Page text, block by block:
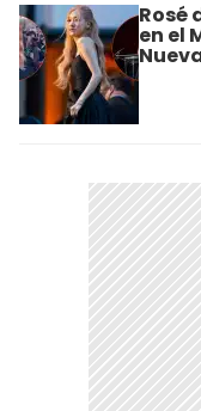
Rosé
en el